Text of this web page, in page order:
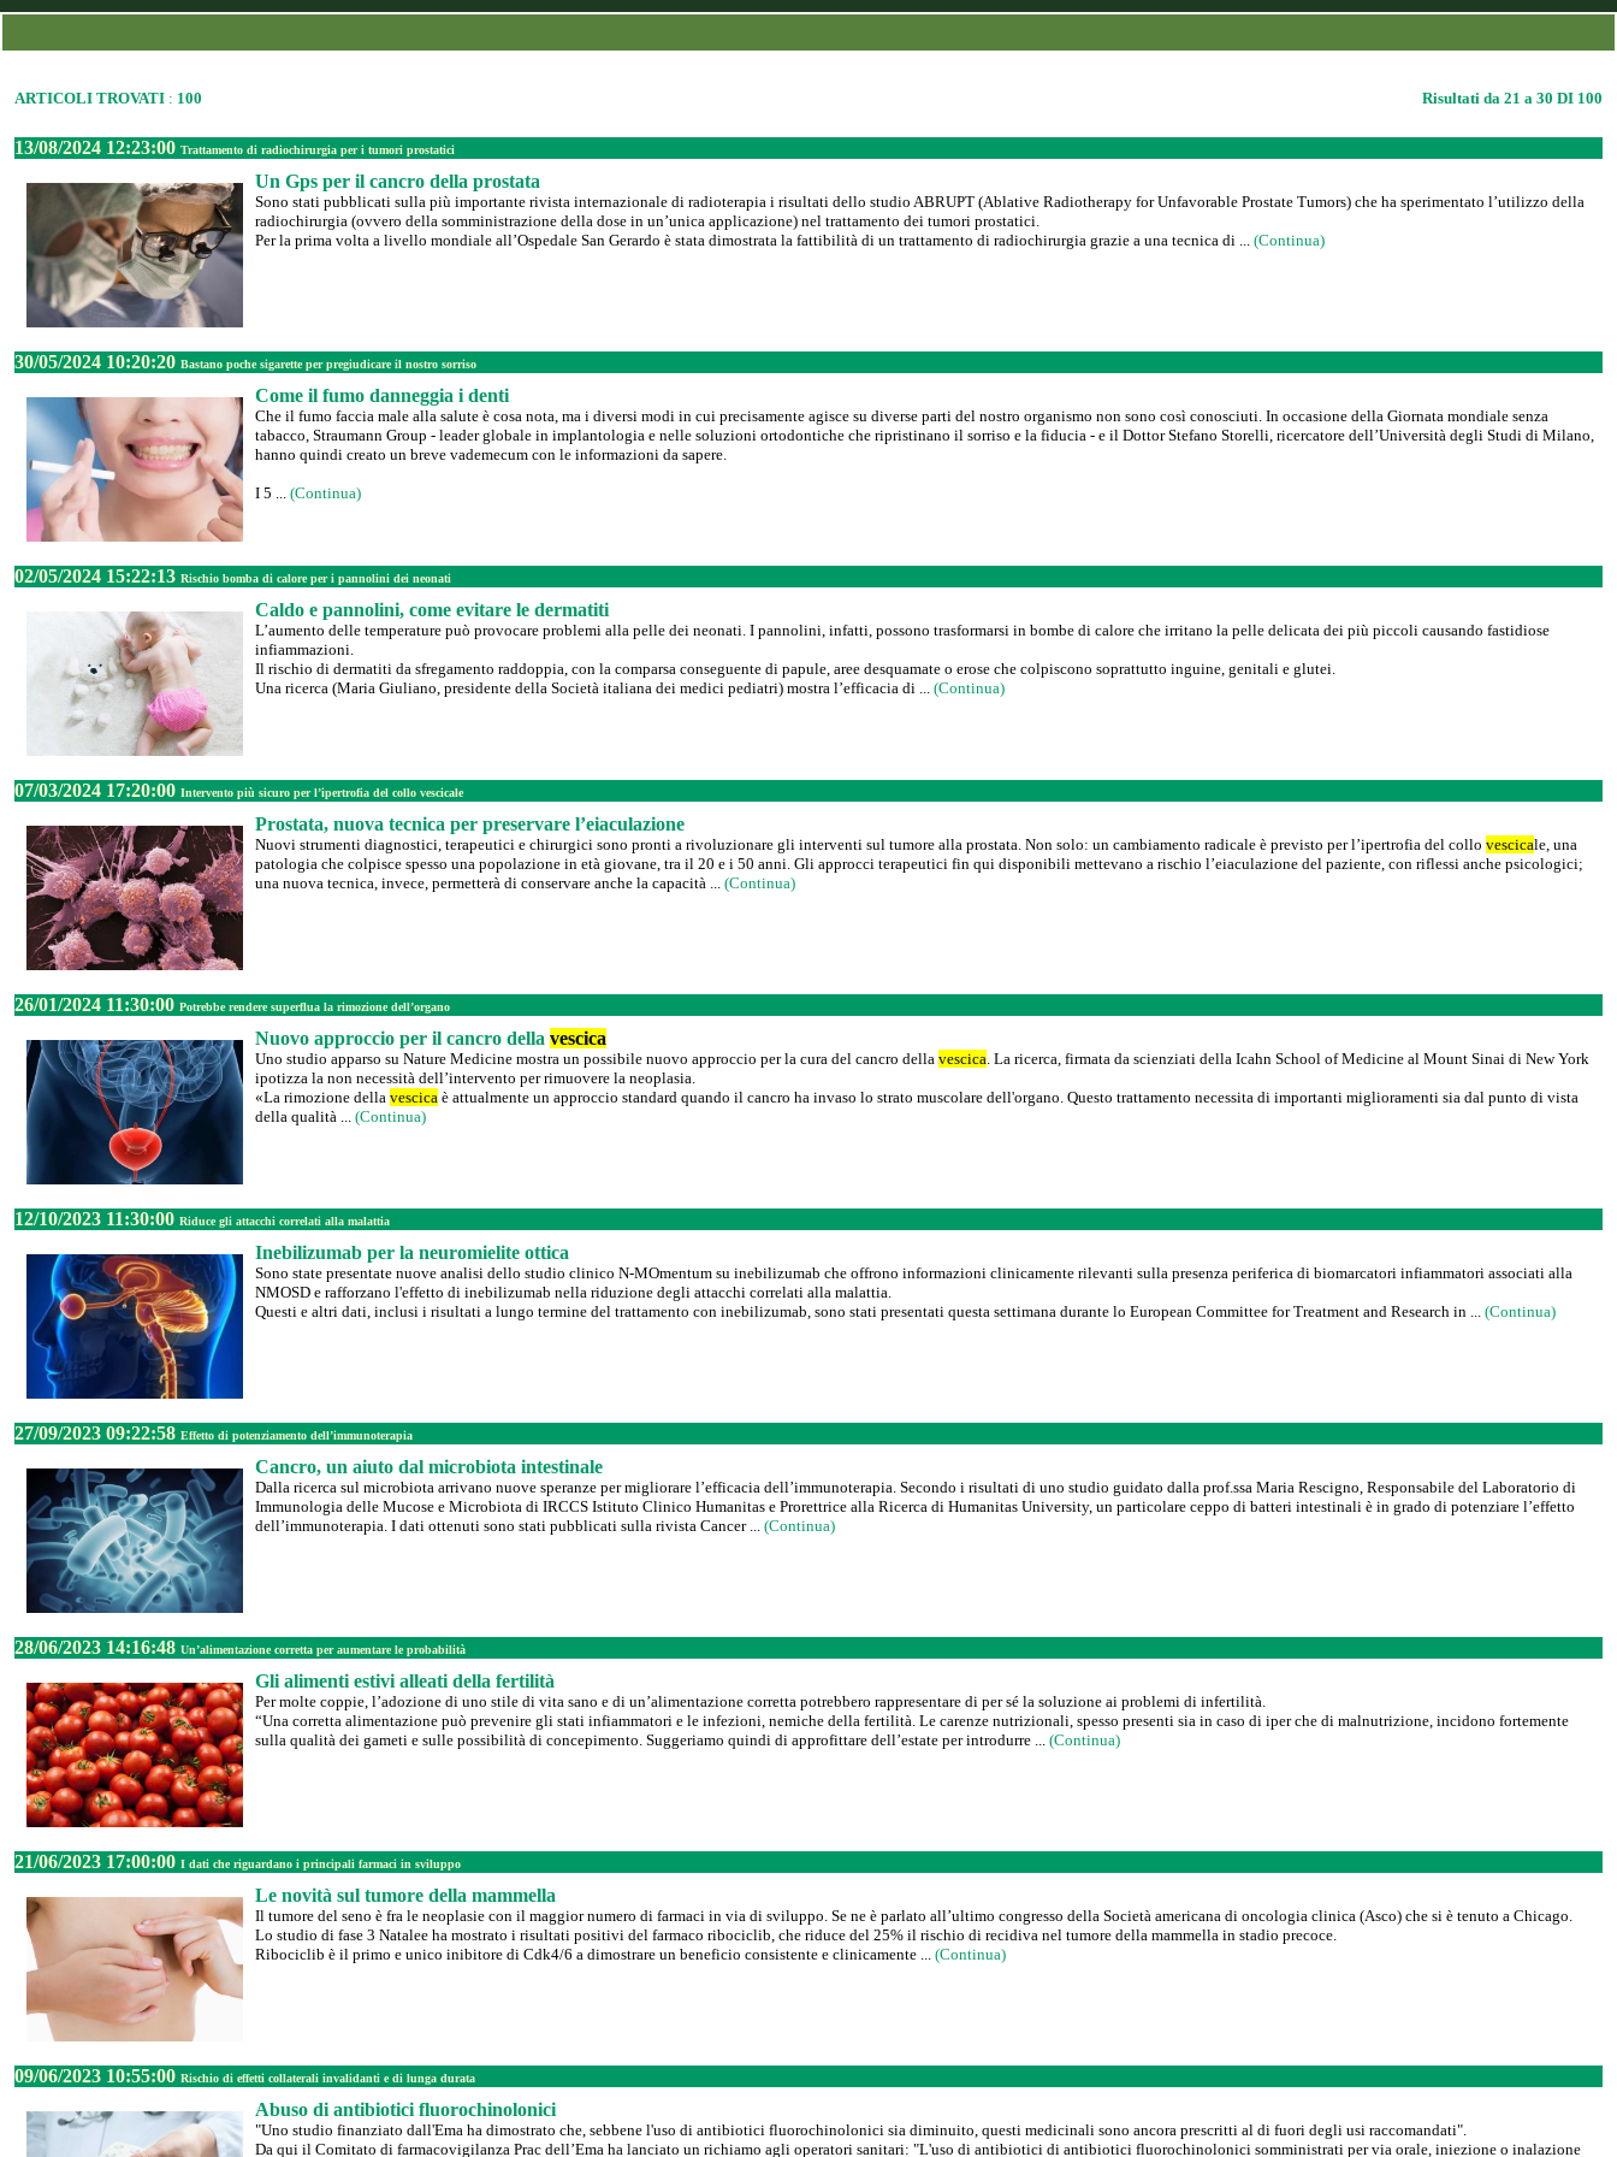
ARTICOLI TROVATI : 100 Risultati da 21 a 30 DI 100
13/08/2024 12:23:00 Trattamento di radiochirurgia per i tumori prostatici
Un Gps per il cancro della prostata
Sono stati pubblicati sulla più importante rivista internazionale di radioterapia i risultati dello studio ABRUPT (Ablative Radiotherapy for Unfavorable Prostate Tumors) che ha sperimentato l’utilizzo della
radiochirurgia (ovvero della somministrazione della dose in un’unica applicazione) nel trattamento dei tumori prostatici.
Per la prima volta a livello mondiale all’Ospedale San Gerardo è stata dimostrata la fattibilità di un trattamento di radiochirurgia grazie a una tecnica di ... (Continua)
30/05/2024 10:20:20 Bastano poche sigarette per pregiudicare il nostro sorriso
Come il fumo danneggia i denti
Che il fumo faccia male alla salute è cosa nota, ma i diversi modi in cui precisamente agisce su diverse parti del nostro organismo non sono così conosciuti. In occasione della Giornata mondiale senza
tabacco, Straumann Group - leader globale in implantologia e nelle soluzioni ortodontiche che ripristinano il sorriso e la fiducia - e il Dottor Stefano Storelli, ricercatore dell’Università degli Studi di Milano,
hanno quindi creato un breve vademecum con le informazioni da sapere.
I 5 ... (Continua)
02/05/2024 15:22:13 Rischio bomba di calore per i pannolini dei neonati
Caldo e pannolini, come evitare le dermatiti
L’aumento delle temperature può provocare problemi alla pelle dei neonati. I pannolini, infatti, possono trasformarsi in bombe di calore che irritano la pelle delicata dei più piccoli causando fastidiose
infiammazioni.
Il rischio di dermatiti da sfregamento raddoppia, con la comparsa conseguente di papule, aree desquamate o erose che colpiscono soprattutto inguine, genitali e glutei.
Una ricerca (Maria Giuliano, presidente della Società italiana dei medici pediatri) mostra l’efficacia di ... (Continua)
07/03/2024 17:20:00 Intervento più sicuro per l’ipertrofia del collo vescicale
Prostata, nuova tecnica per preservare l’eiaculazione
Nuovi strumenti diagnostici, terapeutici e chirurgici sono pronti a rivoluzionare gli interventi sul tumore alla prostata. Non solo: un cambiamento radicale è previsto per l’ipertrofia del collo vescicale, una
patologia che colpisce spesso una popolazione in età giovane, tra il 20 e i 50 anni. Gli approcci terapeutici fin qui disponibili mettevano a rischio l’eiaculazione del paziente, con riflessi anche psicologici;
una nuova tecnica, invece, permetterà di conservare anche la capacità ... (Continua)
26/01/2024 11:30:00 Potrebbe rendere superflua la rimozione dell’organo
Nuovo approccio per il cancro della vescica
Uno studio apparso su Nature Medicine mostra un possibile nuovo approccio per la cura del cancro della vescica. La ricerca, firmata da scienziati della Icahn School of Medicine al Mount Sinai di New York
ipotizza la non necessità dell’intervento per rimuovere la neoplasia.
«La rimozione della vescica è attualmente un approccio standard quando il cancro ha invaso lo strato muscolare dell'organo. Questo trattamento necessita di importanti miglioramenti sia dal punto di vista
della qualità ... (Continua)
12/10/2023 11:30:00 Riduce gli attacchi correlati alla malattia
Inebilizumab per la neuromielite ottica
Sono state presentate nuove analisi dello studio clinico N-MOmentum su inebilizumab che offrono informazioni clinicamente rilevanti sulla presenza periferica di biomarcatori infiammatori associati alla
NMOSD e rafforzano l'effetto di inebilizumab nella riduzione degli attacchi correlati alla malattia.
Questi e altri dati, inclusi i risultati a lungo termine del trattamento con inebilizumab, sono stati presentati questa settimana durante lo European Committee for Treatment and Research in ... (Continua)
27/09/2023 09:22:58 Effetto di potenziamento dell’immunoterapia
Cancro, un aiuto dal microbiota intestinale
Dalla ricerca sul microbiota arrivano nuove speranze per migliorare l’efficacia dell’immunoterapia. Secondo i risultati di uno studio guidato dalla prof.ssa Maria Rescigno, Responsabile del Laboratorio di
Immunologia delle Mucose e Microbiota di IRCCS Istituto Clinico Humanitas e Prorettrice alla Ricerca di Humanitas University, un particolare ceppo di batteri intestinali è in grado di potenziare l’effetto
dell’immunoterapia. I dati ottenuti sono stati pubblicati sulla rivista Cancer ... (Continua)
28/06/2023 14:16:48 Un’alimentazione corretta per aumentare le probabilità
Gli alimenti estivi alleati della fertilità
Per molte coppie, l’adozione di uno stile di vita sano e di un’alimentazione corretta potrebbero rappresentare di per sé la soluzione ai problemi di infertilità.
“Una corretta alimentazione può prevenire gli stati infiammatori e le infezioni, nemiche della fertilità. Le carenze nutrizionali, spesso presenti sia in caso di iper che di malnutrizione, incidono fortemente
sulla qualità dei gameti e sulle possibilità di concepimento. Suggeriamo quindi di approfittare dell’estate per introdurre ... (Continua)
21/06/2023 17:00:00 I dati che riguardano i principali farmaci in sviluppo
Le novità sul tumore della mammella
Il tumore del seno è fra le neoplasie con il maggior numero di farmaci in via di sviluppo. Se ne è parlato all’ultimo congresso della Società americana di oncologia clinica (Asco) che si è tenuto a Chicago.
Lo studio di fase 3 Natalee ha mostrato i risultati positivi del farmaco ribociclib, che riduce del 25% il rischio di recidiva nel tumore della mammella in stadio precoce.
Ribociclib è il primo e unico inibitore di Cdk4/6 a dimostrare un beneficio consistente e clinicamente ... (Continua)
09/06/2023 10:55:00 Rischio di effetti collaterali invalidanti e di lunga durata
Abuso di antibiotici fluorochinolonici
"Uno studio finanziato dall'Ema ha dimostrato che, sebbene l'uso di antibiotici fluorochinolonici sia diminuito, questi medicinali sono ancora prescritti al di fuori degli usi raccomandati".
Da qui il Comitato di farmacovigilanza Prac dell’Ema ha lanciato un richiamo agli operatori sanitari: "L'uso di antibiotici di antibiotici fluorochinolonici somministrati per via orale, iniezione o inalazione